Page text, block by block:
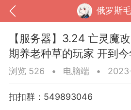
俄罗斯
【服务器】3.24 亡灵魔
期养老种草的玩家 开到今
浏览 526 • 电脑端 •
扣扣群：549893046